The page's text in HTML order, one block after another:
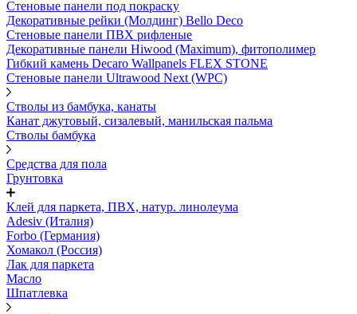
Стеновые панели под покраску
Декоративные рейки (Молдинг) Bello Deco
Стеновые панели ПВХ рифленыe
Декоративные панели Hiwood (Maximum), фитополимер
Гибкий камень Decaro Wallpanels FLEX STONE
Стеновые панели Ultrawood Next (WPC)
Стволы из бамбука, канаты
Канат джутовый, сизалевый, манильская пальма
Стволы бамбука
Средства для пола
Грунтовка
Клей для паркета, ПВХ, натур. линолеума
Adesiv (Италия)
Forbo (Германия)
Хомакол (Россия)
Лак для паркета
Масло
Шпатлевка